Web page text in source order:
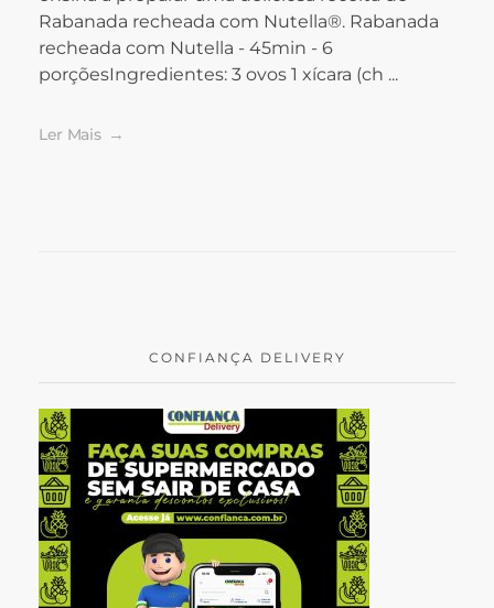
Rabanada recheada com Nutella®. Rabanada
recheada com Nutella - 45min - 6
porçõesIngredientes: 3 ovos 1 xícara (ch ...
Ler Mais
CONFIANÇA DELIVERY